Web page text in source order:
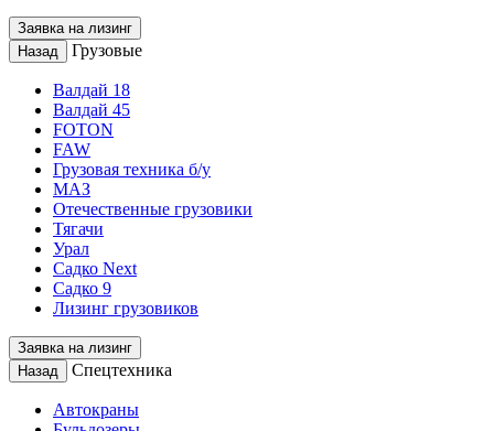
Заявка на лизинг
Назад
Грузовые
Валдай 18
Валдай 45
FOTON
FAW
Грузовая техника б/у
МАЗ
Отечественные грузовики
Тягачи
Урал
Садко Next
Садко 9
Лизинг грузовиков
Заявка на лизинг
Назад
Спецтехника
Автокраны